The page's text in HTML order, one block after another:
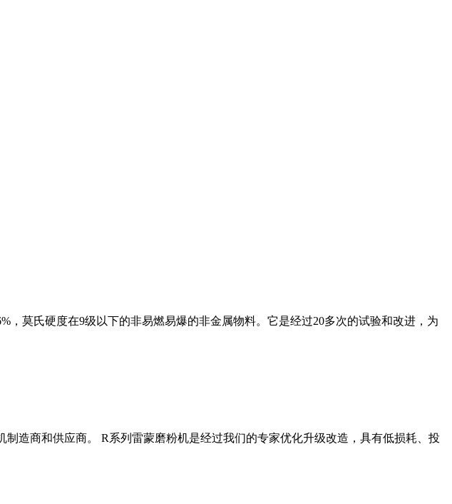
莫氏硬度在9级以下的非易燃易爆的非金属物料。它是经过20多次的试验和改进，为
造商和供应商。 R系列雷蒙磨粉机是经过我们的专家优化升级改造，具有低损耗、投